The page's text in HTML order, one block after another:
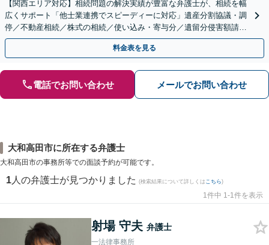
【関西エリア対応】相続問題の解決実績が豊富な弁護士が、相続を幅
広くサポート「他士業連携でスピーディーに対応」遺産分割協議・調
停／不動産相続／株式の相続／使い込み・寄与分／遺留分侵害額請求
／相続放棄（借金の相続）／遺言書作成
料金表を見る
電話でお問い合わせ メールでお問い合わせ
大和高田市に所在する弁護士
大和高田市の事務所等での面談予約が可能です。
1 人の弁護士が見つかりました (検索結果について詳しくは こちら)
1件中 1-1件を表示
射場 守夫 弁護士
一法律事務所